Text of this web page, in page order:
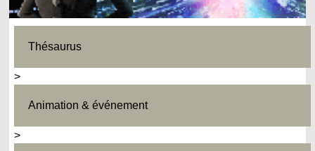
Thésaurus
>
Animation & événement
>